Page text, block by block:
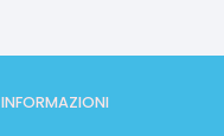
INFORMAZIONI